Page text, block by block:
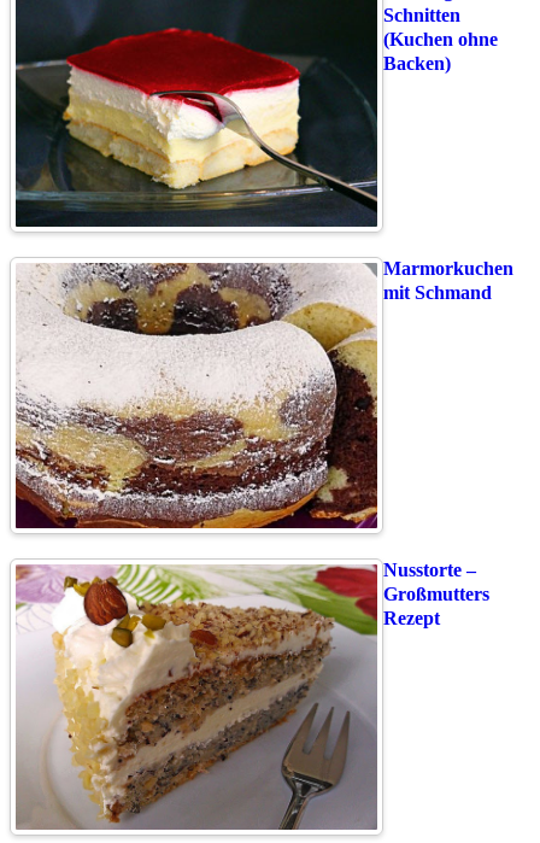
Schnitten
(Kuchen ohne
Backen)
Marmorkuchen
mit Schmand
Nusstorte –
Großmutters
Rezept